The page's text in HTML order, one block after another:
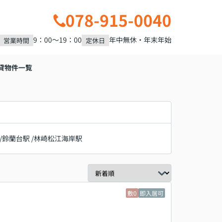
078-915-0040
営業時間 9：00～19：00 定休日 年中無休・年末年始
物件一覧
鈴蘭台駅 /林崎松江海岸駅
敷0 即入居可